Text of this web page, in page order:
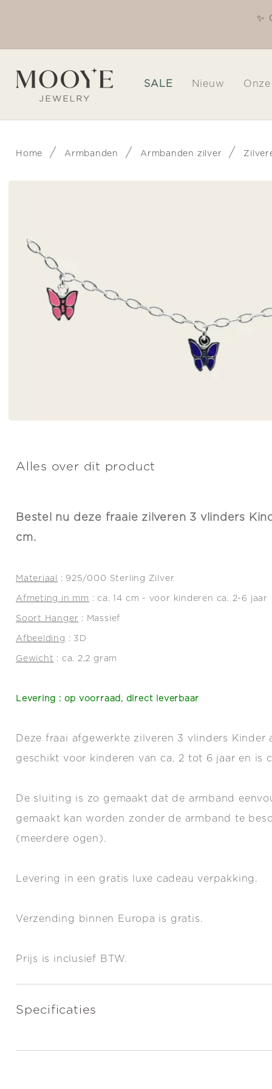
✨
SALE Nieuw
Home / Armbanden / Armbanden zilver /
Alles over dit product
Bestel nu deze fraaie zilveren 3 vlinders
cm.
Materiaal : 925/000 Sterling Zilver
Afmeting in mm : ca. 14 cm - voor kinderen ca. 2-6 jaar
Soort Hanger : Massief
Afbeelding : 3D
Gewicht : ca. 2,2 gram
Levering : op voorraad, direct leverbaar
Deze fraai afgewerkte zilveren 3 vlinders Kinder
geschikt voor kinderen van ca. 2 tot 6 jaar en is
De sluiting is zo gemaakt dat de armband
gemaakt kan worden zonder de armband te
(meerdere ogen).
Levering in een gratis luxe cadeau verpakking.
Verzending binnen Europa is gratis.
Prijs is inclusief BTW.
Specificaties